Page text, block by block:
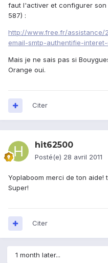
faut l'activer et configurer
587) :
http://www.free.fr/
email-smtp-authentifie-
Mais je ne sais pas si
Orange oui.
Citer
hit62500
Posté(e) 28 avril 2011
Yoplaboom merci de ton aide!
Super!
Citer
1 month later...